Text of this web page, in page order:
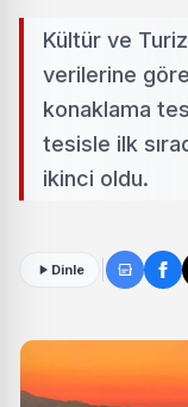
Kültür ve
verilerine
konaklama
tesisle ilk
ikinci oldu.
Dinle